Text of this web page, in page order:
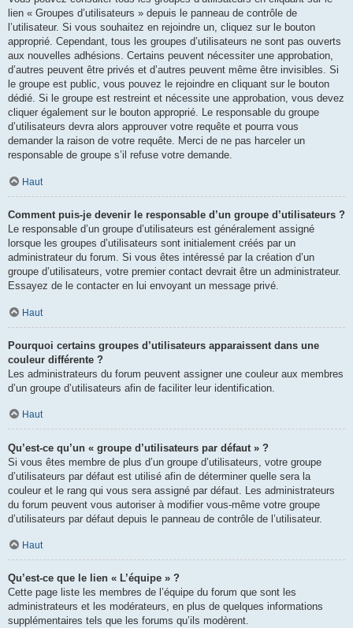
lien « Groupes d’utilisateurs » depuis le panneau de contrôle de
l’utilisateur. Si vous souhaitez en rejoindre un, cliquez sur le bouton
approprié. Cependant, tous les groupes d’utilisateurs ne sont pas ouverts
aux nouvelles adhésions. Certains peuvent nécessiter une approbation,
d’autres peuvent être privés et d’autres peuvent même être invisibles. Si
le groupe est public, vous pouvez le rejoindre en cliquant sur le bouton
dédié. Si le groupe est restreint et nécessite une approbation, vous devez
cliquer également sur le bouton approprié. Le responsable du groupe
d’utilisateurs devra alors approuver votre requête et pourra vous
demander la raison de votre requête. Merci de ne pas harceler un
responsable de groupe s’il refuse votre demande.
Haut
Comment puis-je devenir le responsable d’un groupe d’utilisateurs ?
Le responsable d’un groupe d’utilisateurs est généralement assigné
lorsque les groupes d’utilisateurs sont initialement créés par un
administrateur du forum. Si vous êtes intéressé par la création d’un
groupe d’utilisateurs, votre premier contact devrait être un administrateur.
Essayez de le contacter en lui envoyant un message privé.
Haut
Pourquoi certains groupes d’utilisateurs apparaissent dans une
couleur différente ?
Les administrateurs du forum peuvent assigner une couleur aux membres
d’un groupe d’utilisateurs afin de faciliter leur identification.
Haut
Qu’est-ce qu’un « groupe d’utilisateurs par défaut » ?
Si vous êtes membre de plus d’un groupe d’utilisateurs, votre groupe
d’utilisateurs par défaut est utilisé afin de déterminer quelle sera la
couleur et le rang qui vous sera assigné par défaut. Les administrateurs
du forum peuvent vous autoriser à modifier vous-même votre groupe
d’utilisateurs par défaut depuis le panneau de contrôle de l’utilisateur.
Haut
Qu’est-ce que le lien « L’équipe » ?
Cette page liste les membres de l’équipe du forum que sont les
administrateurs et les modérateurs, en plus de quelques informations
supplémentaires tels que les forums qu’ils modèrent.